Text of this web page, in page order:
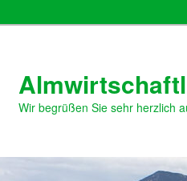
Wir begrüßen Sie sehr herzlich